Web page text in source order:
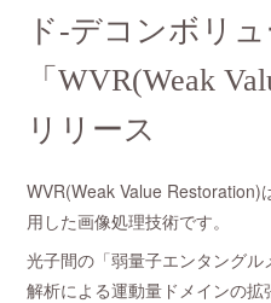
ド-デコンボリ
「WVR(Weak
リリース
WVR(Weak Value Restoration)
用した画像処理技術です。
光子間の「弱量子エンタング
解析による運動量ドメインの